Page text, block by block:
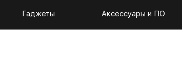
Гаджеты Аксессуары и ПО